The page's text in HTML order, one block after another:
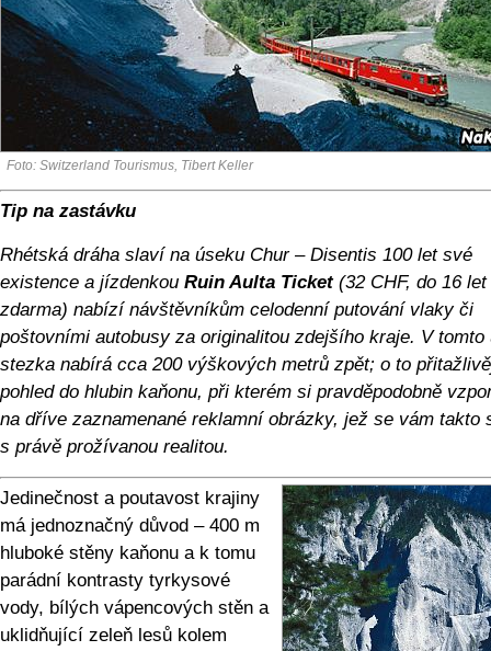
Foto: Switzerland Tourismus, Tibert Keller
Tip na zastávku
Rhétská dráha slaví na úseku Chur – Disentis 100 let své
existence a jízdenkou Ruin Aulta Ticket(32 CHF, do 16 let
zdarma) nabízí návštěvníkům celodenní putování vlaky či
poštovními autobusy za originalitou zdejšího kraje. V tomto
stezka nabírá cca 200 výškových metrů zpět; o to
pohled do hlubin kaňonu, při kterém si pravděpodobně
na dříve zaznamenané reklamní obrázky, jež se vám takto
s právě prožívanou realitou.
Jedinečnost a poutavost krajiny
má jednoznačný důvod – 400 m
hluboké stěny kaňonu a k tomu
parádní kontrasty tyrkysové
vody, bílých vápencových stěn a
uklidňující zeleň lesů kolem